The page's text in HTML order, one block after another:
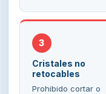
3
Cristales no
retocables
Prohibido cortar o